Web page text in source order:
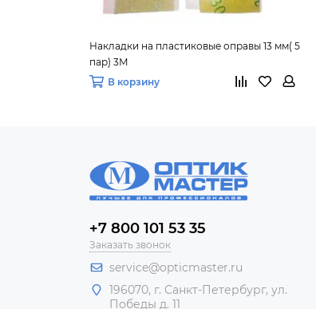
Накладки на пластиковые оправы 13 мм( 5
пар) 3М
В корзину
+7 800 101 53 35
Заказать звонок
service@opticmaster.ru
196070, г. Санкт-Петербург, ул.
Победы д. 11